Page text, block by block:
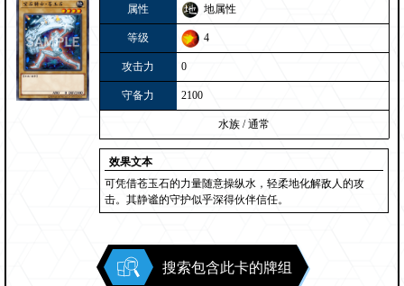
属性 地属性
等级 4
攻击力 0
守备力 2100
水族 / 通常
效果文本
可凭借苍玉石的力量随意操纵水，轻柔地化解敌人的攻
击。其静谧的守护似乎深得伙伴信任。
搜索包含此卡的牌组